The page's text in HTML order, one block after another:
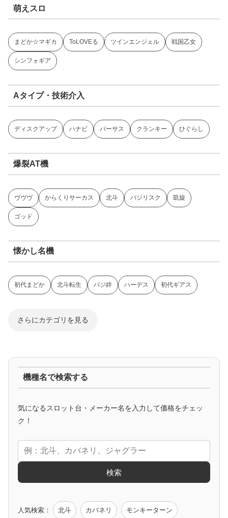
萌えスロ
まどか☆マギカ ToLOVEる ツインエンジェル 戦国乙女
シンフォギア
Aタイプ・技術介入
ディスクアップ ハナビ バーサス クランキー ひぐらし
爆裂AT機
ヴヴヴ からくりサーカス 北斗 バジリスク 凱旋
ゴッド
懐かし名機
初代まどか 北斗転生 バジ絆 ハーデス 初代ギアス
さらにカテゴリを見る
アニメタイアップ
エヴァ コードギアス 化物語 炎炎ノ消防隊
機種名で検索する
気になるスロット台・メーカー名を入力して価格をチェッ
ク！
検索
人気検索： 北斗 カバネリ モンキーターン